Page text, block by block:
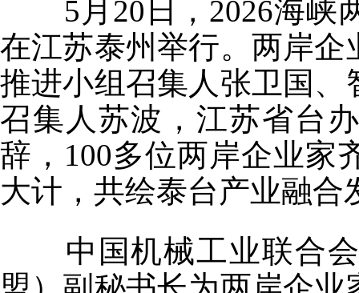
5月20日，2026海峡
在江苏泰州举行。两岸
推进小组召集人张卫国
召集人苏波，江苏省台
辞，100多位两岸企业家
大计，共绘泰台产业融合
中国机械工业联合会